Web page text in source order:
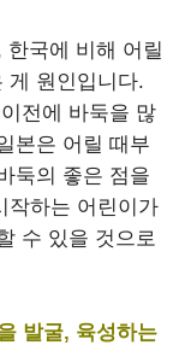
한국에 비해 어릴
게 원인입니다.
전에 바둑을 많
본은 어릴 때부
둑의 좋은 점을
작하는 어린이가
수 있을 것으로
발굴, 육성하는